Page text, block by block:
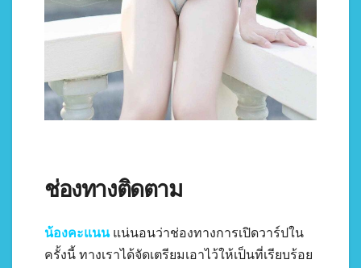
ช่องทางติดตาม
น้องคะแนนแน่นอนว่าช่องทางการเปิดวาร์ปใน
ครั้งนี้ ทางเราได้จัดเตรียมเอาไว้ให้เป็นที่เรียบร้อย